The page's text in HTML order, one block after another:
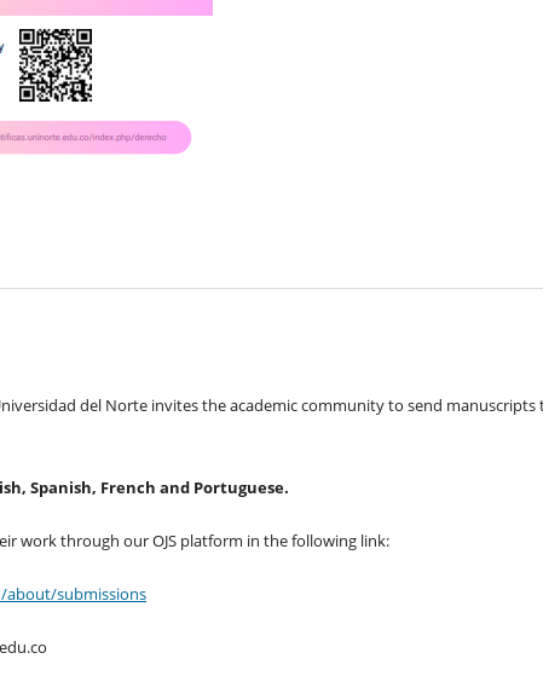
del Norte invites the academic community to send manuscripts
Spanish, French and Portuguese.
work through our OJS platform in the following link:
about/submissions